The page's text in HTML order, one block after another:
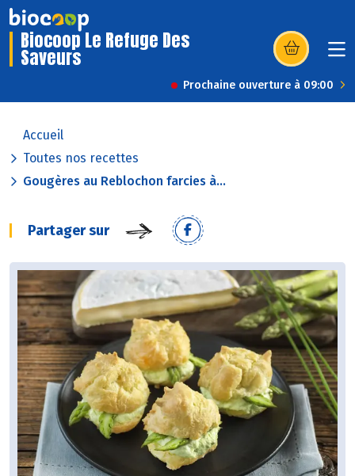
Biocoop Le Refuge Des
Saveurs (s’ouvre dans
Prochaine ouverture à 09:00
Accueil
Toutes nos recettes
Gougères au Reblochon farcies à...
Partager sur